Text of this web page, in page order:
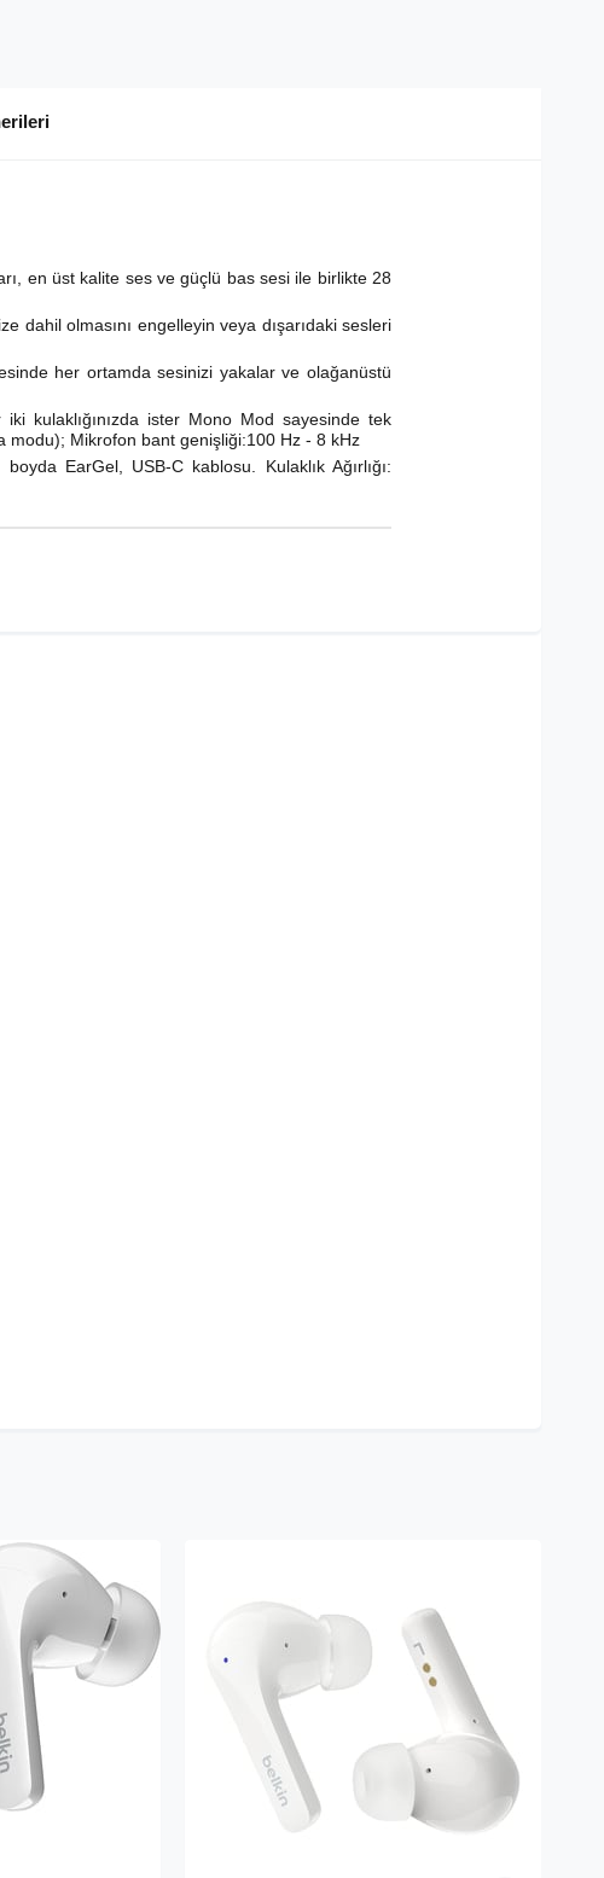
en üst kalite ses ve güçlü bas sesi ile birlikte 28
dahil olmasını engelleyin veya dışarıdaki sesleri
her ortamda sesinizi yakalar ve olağanüstü
kulaklığınızda ister Mono Mod sayesinde tek
modu); Mikrofon bant genişliği:100 Hz - 8 kHz
EarGel, USB-C kablosu. Kulaklık Ağırlığı: